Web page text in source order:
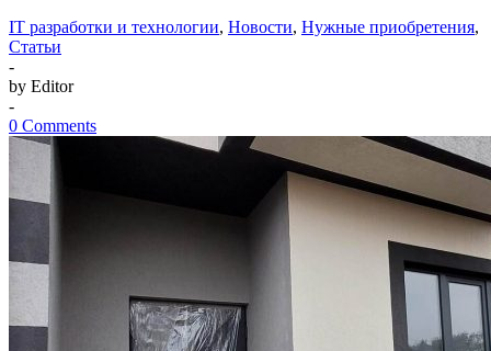
IT разработки и технологии, Новости, Нужные приобретения,
Статьи
-
by Editor
-
0 Comments